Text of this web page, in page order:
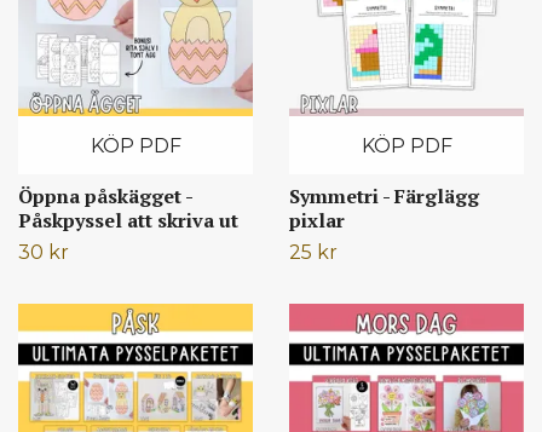
KÖP PDF
Öppna påskägget -
Påskpyssel att skriva ut
30 kr
KÖP PDF
Symmetri - Färglägg
pixlar
25 kr